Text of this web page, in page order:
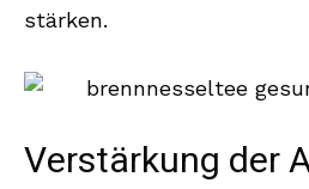
stärken.
Verstärkung der